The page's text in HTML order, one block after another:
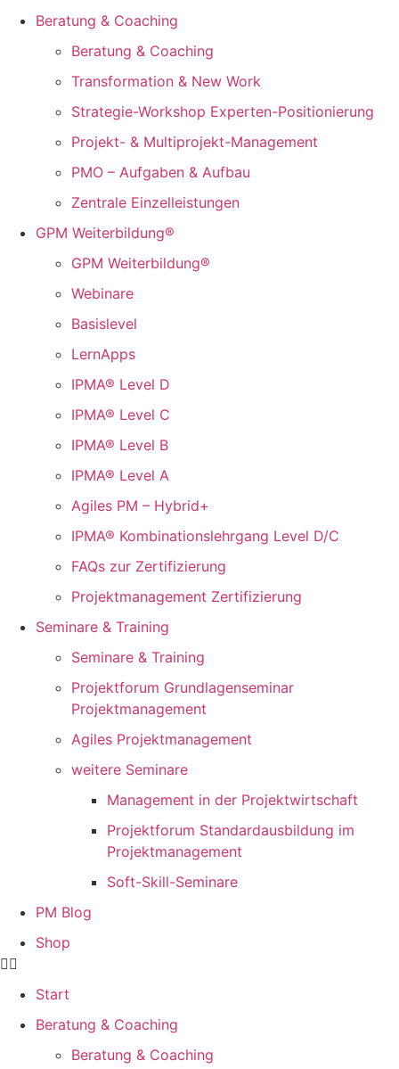
Beratung & Coaching
Beratung & Coaching
Transformation & New Work
Strategie-Workshop Experten-Positionierung
Projekt- & Multiprojekt-Management
PMO – Aufgaben & Aufbau
Zentrale Einzelleistungen
GPM Weiterbildung®
GPM Weiterbildung®
Webinare
Basislevel
LernApps
IPMA® Level D
IPMA® Level C
IPMA® Level B
IPMA® Level A
Agiles PM – Hybrid+
IPMA® Kombinationslehrgang Level D/C
FAQs zur Zertifizierung
Projektmanagement Zertifizierung
Seminare & Training
Seminare & Training
Projektforum Grundlagenseminar
Projektmanagement
Agiles Projektmanagement
weitere Seminare
Management in der Projektwirtschaft
Projektforum Standardausbildung im
Projektmanagement
Soft-Skill-Seminare
PM Blog
Shop
Start
Beratung & Coaching
Beratung & Coaching